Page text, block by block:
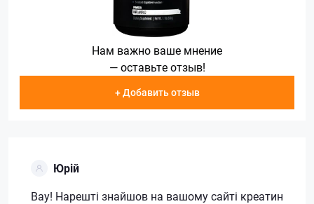
Нам важно ваше мнение
— оставьте отзыв!
+ Добавить отзыв
Юрій
Вау! Нарешті знайшов на вашому сайті креатин